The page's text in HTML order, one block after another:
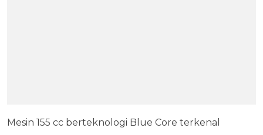
Mesin 155 cc berteknologi Blue Core terkenal